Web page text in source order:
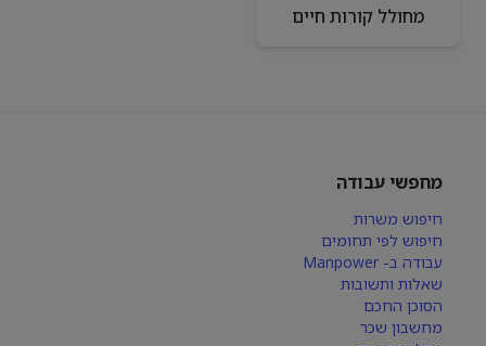
מחולל קורות חיים
מחפשי עבודה
חיפוש משרות
חיפוש לפי תחומים
עבודה ב- Manpower
שאלות ותשובות
הסוכן החכם
מחשבון שכר